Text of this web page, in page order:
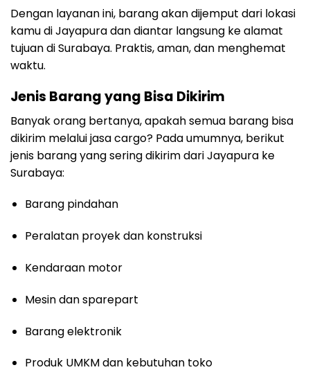
Dengan layanan ini, barang akan dijemput dari lokasi
kamu di Jayapura dan diantar langsung ke alamat
tujuan di Surabaya. Praktis, aman, dan menghemat
waktu.
Jenis Barang yang Bisa Dikirim
Banyak orang bertanya, apakah semua barang bisa
dikirim melalui jasa cargo? Pada umumnya, berikut
jenis barang yang sering dikirim dari Jayapura ke
Surabaya:
Barang pindahan
Peralatan proyek dan konstruksi
Kendaraan motor
Mesin dan sparepart
Barang elektronik
Produk UMKM dan kebutuhan toko